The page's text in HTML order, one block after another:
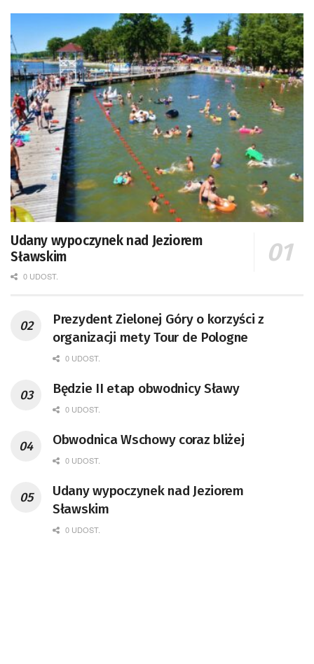
Udany wypoczynek nad Jeziorem
Sławskim
0 UDOST.
Prezydent Zielonej Góry o korzyści z
organizacji mety Tour de Pologne
0 UDOST.
Będzie II etap obwodnicy Sławy
0 UDOST.
Obwodnica Wschowy coraz bliżej
0 UDOST.
Udany wypoczynek nad Jeziorem
Sławskim
0 UDOST.